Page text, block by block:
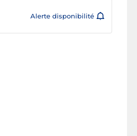
Alerte disponibilité